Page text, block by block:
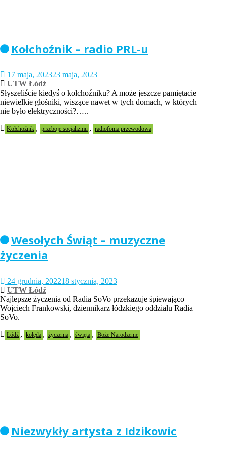
Kołchoźnik – radio PRL-u
17 maja, 202323 maja, 2023
UTW Łódź
Słyszeliście kiedyś o kołchoźniku? A może jeszcze pamiętacie
niewielkie głośniki, wiszące nawet w tych domach, w których
nie było elektryczności?…..
Kołchoźnik , przeboje socjalizmu , radiofonia przewodowa
Wesołych Świąt – muzyczne
życzenia
24 grudnia, 202218 stycznia, 2023
UTW Łódź
Najlepsze życzenia od Radia SoVo przekazuje śpiewająco
Wojciech Frankowski, dziennikarz łódzkiego oddziału Radia
SoVo.
Łódź , kolęda , życzenia , święta , Boże Narodzenie
Niezwykły artysta z Idzikowic